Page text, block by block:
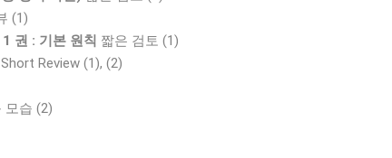
(1)
권 : 기본 원칙 짧은 검토 (1)
Short Review (1), (2)
모습 (2)